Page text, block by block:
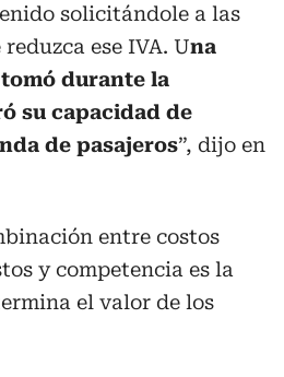
solicitándole a las
ese IVA. Una
durante la
su capacidad de
de pasajeros”, dijo en
entre costos
y competencia es la
el valor de los